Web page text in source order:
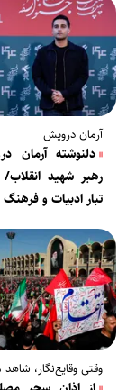
آرمان درویش
دلنوشته آرمان
رهبر شهید
تبار ادبیات و فرهنگ
وقتی وقایع‌نگار،